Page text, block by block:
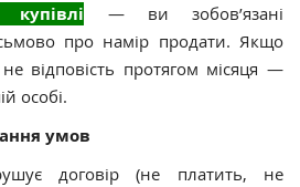
— ви зобов’язані
про намір продати. Якщо
відповість протягом місяця —
особі.
умов
договір (не платить, не